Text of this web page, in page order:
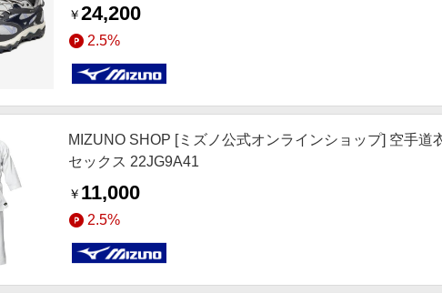
￥24,200
2.5%
MIZUNO SHOP [ミズノ公式オンラインショップ] 空手
セックス 22JG9A41
￥ 11,000
2.5%